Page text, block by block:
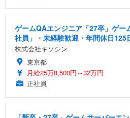
ゲームQAエンジニア「27卒」ゲー
社員」・未経験歓迎・年間休日125
株式会社キソシン
東京都
月給25万8,500円～32万円
正社員